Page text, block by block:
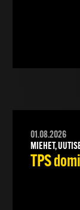
01.08.2026
MIEHET,
TPS